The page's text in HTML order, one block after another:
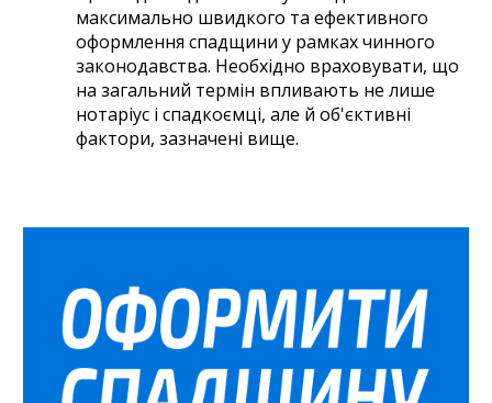
максимально швидкого та ефективного
оформлення спадщини у рамках чинного
законодавства. Необхідно враховувати, що
на загальний термін впливають не лише
нотаріус і спадкоємці, але й об'єктивні
фактори, зазначені вище.